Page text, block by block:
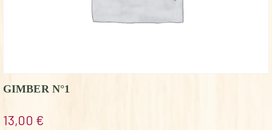
GIMBER N°1
13,00 €